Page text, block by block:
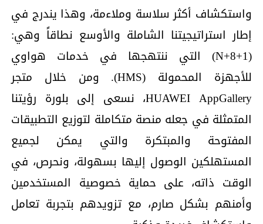
واستكشاف أكثر سلاسة وملاءمة، وهذا يندرج في
إطار استراتيجيتنا الشاملة والأوسع نطاقاً وهي:
(1+8+N) التي ننتهجها في خدمات هواوي
للأجهزة المحمولة (HMS). ومن خلال متجر
HUAWEI AppGallery، نسعى إلى بلورة رؤيتنا
المتمثلة في جعله منصة متكاملة لتوزيع التطبيقات
المفتوحة والمبتكرة والتي يمكن لجميع
المستهلكين الوصول إليها بسهولة، ونحرص، في
الوقت ذاته، على حماية خصوصية المستخدمين
وأمنهم بشكل صارم، مع تزويدهم بتجربة تعامل